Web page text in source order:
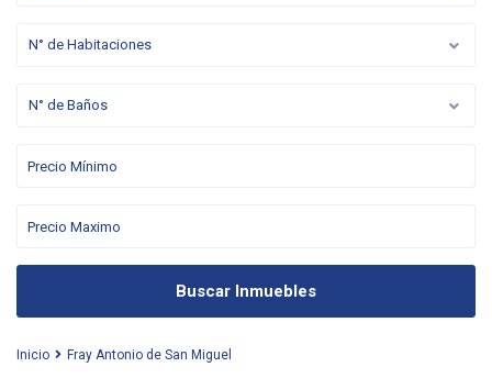
N° de Habitaciones
N° de Baños
Buscar Inmuebles
Inicio Fray Antonio de San Miguel